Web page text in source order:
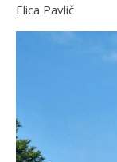
Elica Pavlič